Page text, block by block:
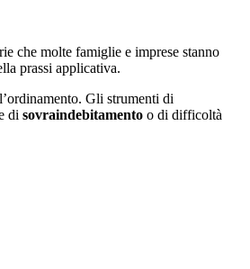
che molte famiglie e imprese stanno
prassi applicativa.
Gli strumenti di
di sovraindebitamento o di difficoltà